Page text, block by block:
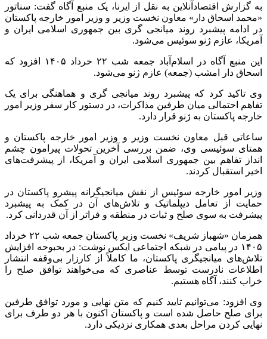
به گزارش اقتصادآنلاین به نقل از ایرنا، یک منبع آگاه گفت: سناتور
«محمد اسحاق دار» معاون نخست وزیر و وزیر امور خارجه پاکستان
در ادامه پیشبرد روند میانجی گری بین جمهوری اسلامی ایران و
آمریکا، عازم ژنو سوئیس می‌شود.
این منبع آگاه در اسلام‌آباد جمعه شب ۲۲ خرداد ۱۴۰۵ افزود که
اسحاق دار امشب (جمعه) عازم ژنو می‌شود.
وی تاکید کرد که پیشبرد روند میانجی گری و هماهنگی برای یک
تفاهم احتمالی میان طرفین مذاکرات، در دستور کار سفر وزیر امور
خارجه پاکستان به ژنو قرار دارد.
ساعاتی قبل معاون نخست وزیر و وزیر امور خارجه پاکستان و
همتای سوئیسی وی، ضمن بررسی آخرین تحولات پیرامون چشم
انداز تفاهم بین جمهوری اسلامی ایران و آمریکا، از پیشرفت‌های
اخیر استقبال کردند.
وزیر امور خارجه سوئیس از نقش میانجیگرانه پیشرو پاکستان در
حمایت از تعامل دیپلماتیک و تلاش‌های آن در کمک به پیشبرد
پیشرفت به سوی صلح و ثبات در منطقه و فراتر از آن قدردانی کرد.
همزمان «شهباز شریف» نخست وزیر پاکستان جمعه شب ۲۲ خرداد
۱۴۰۵ در پیامی در شبکه اجتماعی ایکس نوشت: در بحبوحه افزایش
تلاش‌های میانجیگری پاکستان، ما کاملاً از کارزار بی‌وقفه انتشار
اطلاعات نادرست توسط عناصری که می‌خواهند توافق صلح را
خراب کنند، آگاه هستیم.
وی افزود: می‌توانیم تایید کنیم که متن نهایی و مورد توافق طرفین
برای صلح حاصل شده است و پاکستان اکنون با هر دو طرف برای
نهایی کردن مراحل بعدی همکاری نزدیکی دارد.